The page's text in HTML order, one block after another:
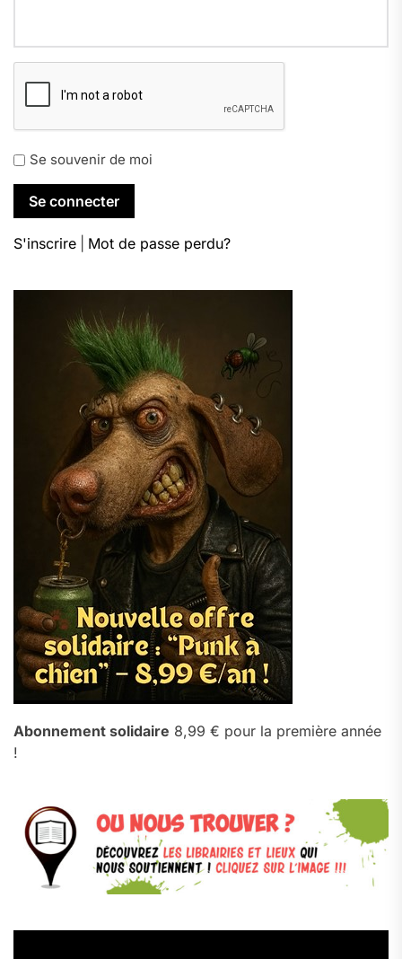
Se souvenir de moi
S'inscrire Mot de passe perdu?
Abonnement solidaire 8,99 € pour la première année
!